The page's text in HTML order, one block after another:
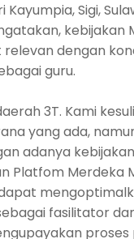
Kayumpia, Sigi,
kebijakan
relevan dengan
guru.
3T. Kami
yang ada,
adanya
Platfom Merdeka
fasilitator